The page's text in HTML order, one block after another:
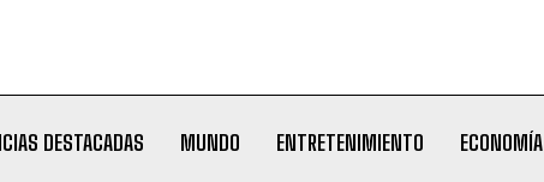
DESTACADAS MUNDO ENTRETENIMIENTO ECONOMÍA